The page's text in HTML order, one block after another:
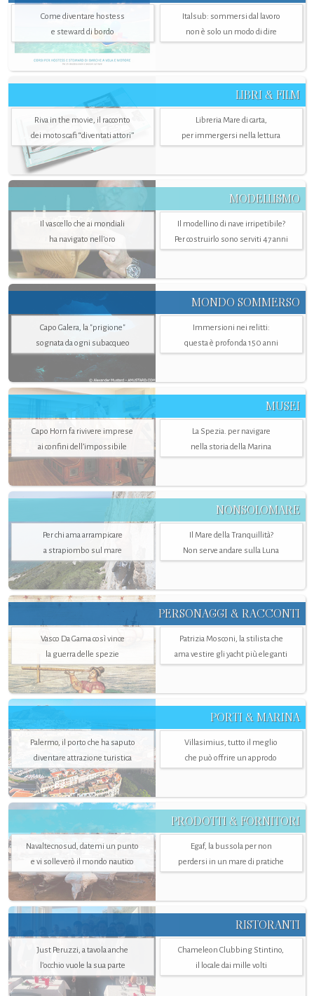
Come diventare hostess
e steward di bordo
Italsub: sommersi dal lavoro
non è solo un modo di dire
LIBRI & FILM
Riva in the movie, il racconto
dei motoscafi “diventati attori”
Libreria Mare di carta,
per immergersi nella lettura
MODELLISMO
Il vascello che ai mondiali
ha navigato nell’oro
Il modellino di nave irripetibile?
Per costruirlo sono serviti 47 anni
MONDO SOMMERSO
Capo Galera, la "prigione"
sognata da ogni subacqueo
Immersioni nei relitti:
questa è profonda 150 anni
MUSEI
Capo Horn fa rivivere imprese
ai confini dell’impossibile
La Spezia. per navigare
nella storia della Marina
NONSOLOMARE
Per chi ama arrampicare
a strapiombo sul mare
Il Mare della Tranquillità?
Non serve andare sulla Luna
PERSONAGGI & RACCONTI
Vasco Da Gama così vince
la guerra delle spezie
Patrizia Mosconi, la stilista che
ama vestire gli yacht più eleganti
PORTI & MARINA
Palermo, il porto che ha saputo
diventare attrazione turistica
Villasimius, tutto il meglio
che può offrire un approdo
PRODOTTI & FORNITORI
Navaltecnosud, datemi un punto
e vi solleverò il mondo nautico
Egaf, la bussola per non
perdersi in un mare di pratiche
RISTORANTI
Just Peruzzi, a tavola anche
l’occhio vuole la sua parte
Chameleon Clubbing Stintino,
il locale dai mille volti